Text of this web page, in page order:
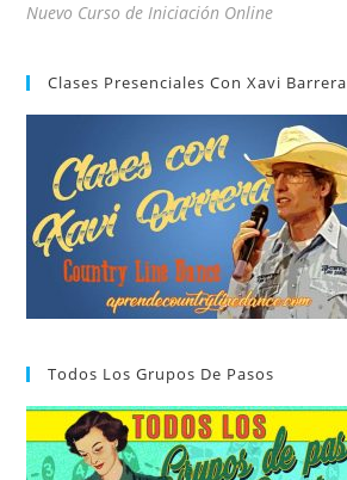
Nuevo Curso de Iniciación Online
Clases Presenciales Con Xavi Barrera
Todos Los Grupos De Pasos